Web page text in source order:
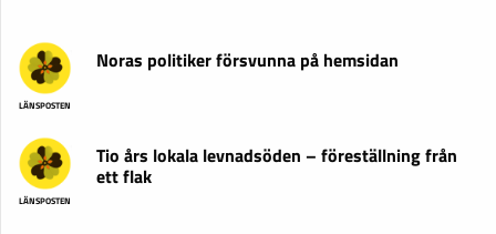
LÄNSPOSTEN
Noras politiker försvunna på hemsidan
LÄNSPOSTEN
Tio års lokala levnadsöden – föreställning från
ett flak